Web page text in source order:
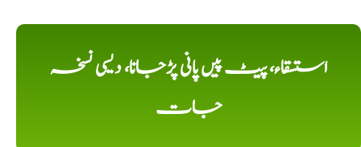
استسقاء، پیٹ پیں پانی پڑجانا، دیسی نسخہ
جات